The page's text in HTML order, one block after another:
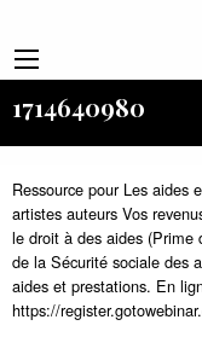
1714640980
Ressource pour Les aides
artistes auteurs Vos
le droit à des aides
de la Sécurité sociale des
aides et prestations. En
https://